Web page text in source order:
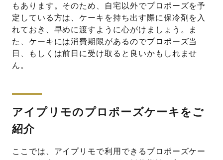
もあります。そのため、自宅以外でプロポーズを予
定している方は、ケーキを持ち出す際に保冷剤を入
れておき、早めに渡すように心がけましょう。
ま
た、ケーキには消費期限があるのでプロポーズ当
日、もしくは前日に受け取ると良いかもしれませ
ん。
アイプリモのプロポーズケーキをご
紹介
ここでは、アイプリモで利用できるプロポーズケー